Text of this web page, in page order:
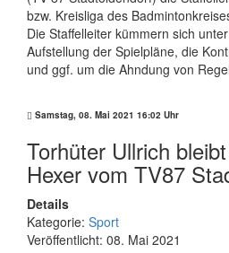
bzw. Kreisliga des
Die Staffelleiter kümmern sich
Aufstellung der Spielpläne, die
und ggf. um die Ahndung von
Samstag, 08. Mai 2021 16:02 Uhr
Torhüter Ullrich
Hexer vom TV87
Details
Kategorie: Sport
Veröffentlicht: 08. Mai 2021